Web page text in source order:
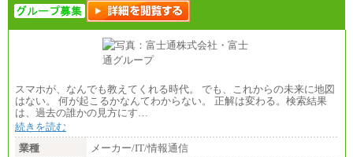
スマホが、なんでも教えてくれる時代。 でも、これからの未来に地図
はない。 何が起こるかなんてわからない。 正解は変わる。検索結果
は、過去の誰かの見方にす…
続きを読む
業種
メーカー/IT/情報通信